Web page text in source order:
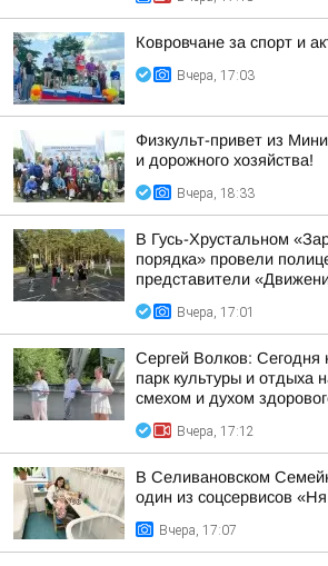
Ковровчане за спорт и
Вчера, 17:03
Физкульт-привет из
и дорожного хозяйства!
Вчера, 18:33
В Гусь-Хрустальном
порядка» провели
представители
Вчера, 17:01
Сергей Волков:
парк культуры и отдыха
смехом и духом
Вчера, 17:12
В Селивановском
один из соцсервисов
Вчера, 17:07